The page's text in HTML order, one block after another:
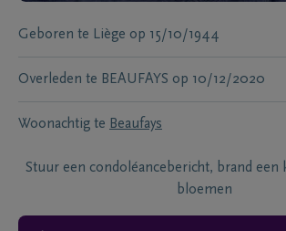
Geboren te Liège op 15/10/1944
Overleden te BEAUFAYS op 10/12/2020
Woonachtig te Beaufays
Stuur een condoléancebericht, brand een
bloemen